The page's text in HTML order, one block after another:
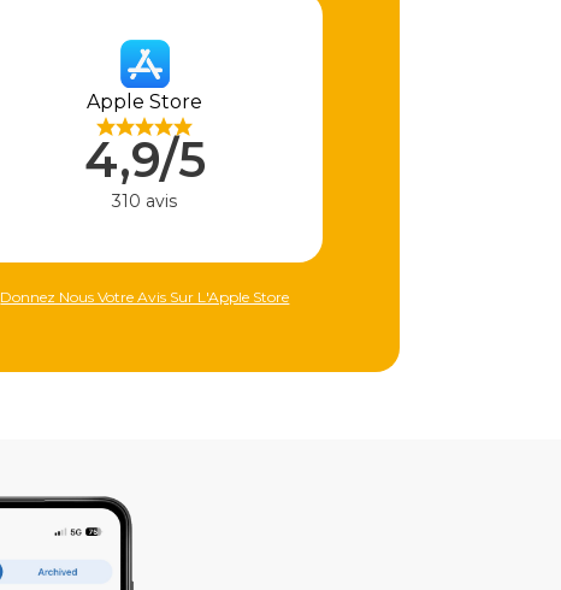
Apple Store
4,9/5
310 avis
Donnez Nous Votre Avis Sur L'Apple Store